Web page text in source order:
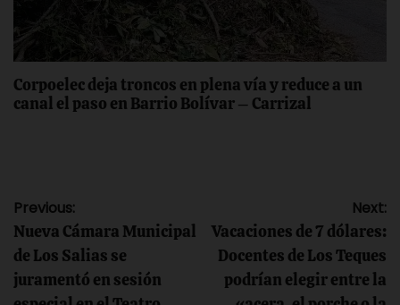
Corpoelec deja troncos en plena vía y reduce a un
canal el paso en Barrio Bolívar – Carrizal
Navegación
de
Previous:
Nueva Cámara Municipal
de Los Salias se
juramentó en sesión
Next:
Vacaciones de 7 dólares:
Docentes de Los Teques
podrían elegir entre la